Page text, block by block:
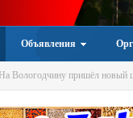
Объявления
На Вологодчину пришёл новый